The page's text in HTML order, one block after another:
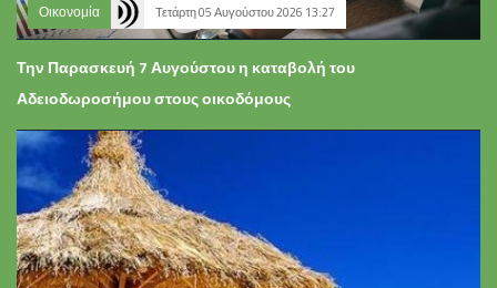
Οικονομία Τετάρτη 05 Αυγούστου 2026 13:27
Την Παρασκευή 7 Αυγούστου η καταβολή του
Αδειοδωροσήμου στους οικοδόμους